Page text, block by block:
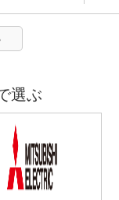
選ぶ